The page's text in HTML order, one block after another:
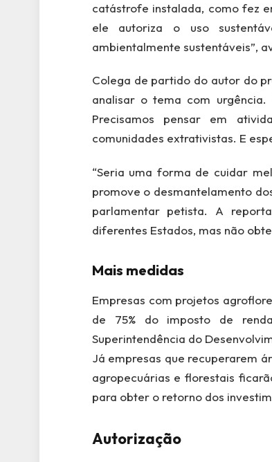
catástrofe instalada, como fez
ele autoriza o uso
ambientalmente sustentáveis”,
Colega de partido do autor do
analisar o tema com urgência.
Precisamos pensar em
comunidades extrativistas. E
“Seria uma forma de cuidar
promove o desmantelamento
parlamentar petista. A
diferentes Estados, mas não
Mais medidas
Empresas com projetos
de 75% do imposto de
Superintendência do
Já empresas que recuperarem
agropecuárias e florestais
para obter o retorno dos
Autorização